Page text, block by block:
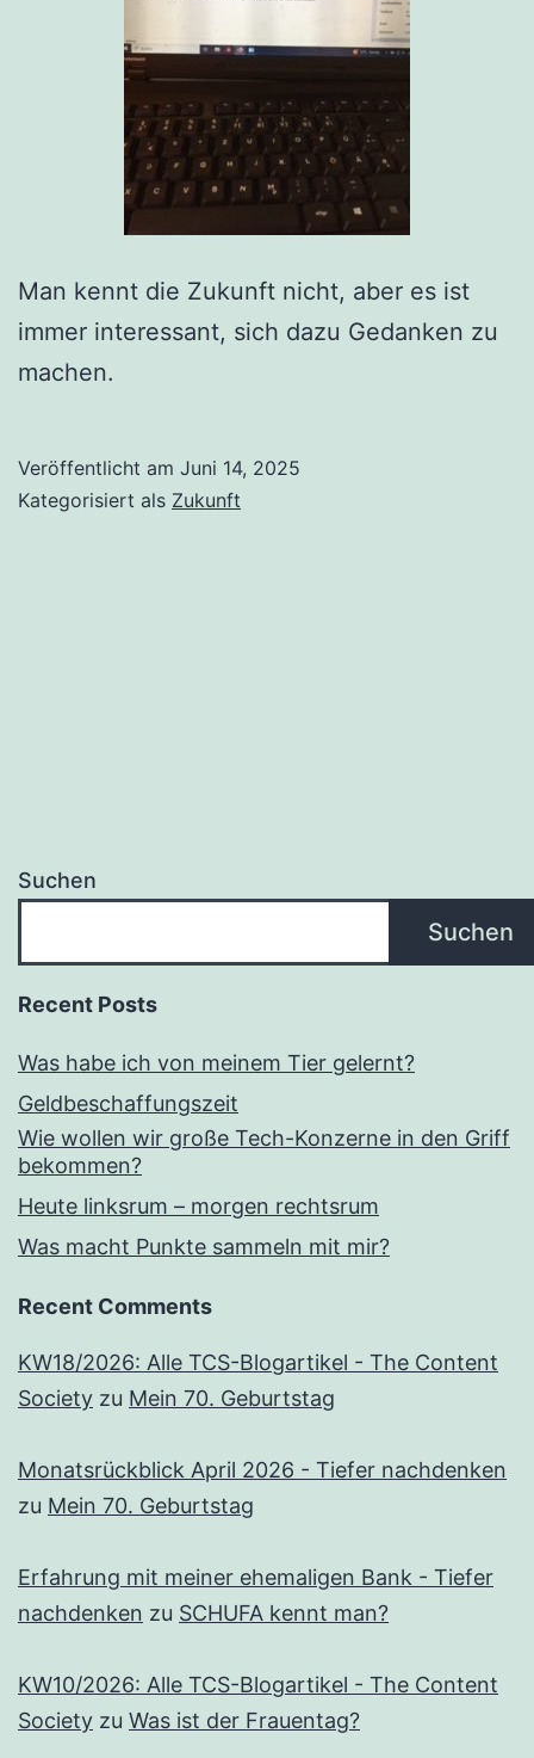
Man kennt die Zukunft nicht, aber es ist
immer interessant, sich dazu Gedanken zu
machen.
Veröffentlicht am Juni 14, 2025
Kategorisiert als Zukunft
Suchen
Suchen
Recent Posts
Was habe ich von meinem Tier gelernt?
Geldbeschaffungszeit
Wie wollen wir große Tech-Konzerne in den Griff
bekommen?
Heute linksrum – morgen rechtsrum
Was macht Punkte sammeln mit mir?
Recent Comments
KW18/2026: Alle TCS-Blogartikel - The Content
Society zu Mein 70. Geburtstag
Monatsrückblick April 2026 - Tiefer nachdenken
zu Mein 70. Geburtstag
Erfahrung mit meiner ehemaligen Bank - Tiefer
nachdenken zu SCHUFA kennt man?
KW10/2026: Alle TCS-Blogartikel - The Content
Society zu Was ist der Frauentag?